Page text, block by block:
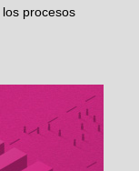
procesos